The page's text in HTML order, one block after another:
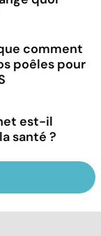
comment
poêles pour
est-il
santé ?